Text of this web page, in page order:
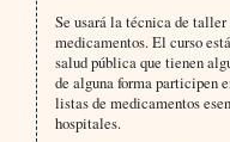
Se usará la técnica de
medicamentos. El curso
salud pública que tienen
de alguna forma participen
listas de medicamentos
hospitales.